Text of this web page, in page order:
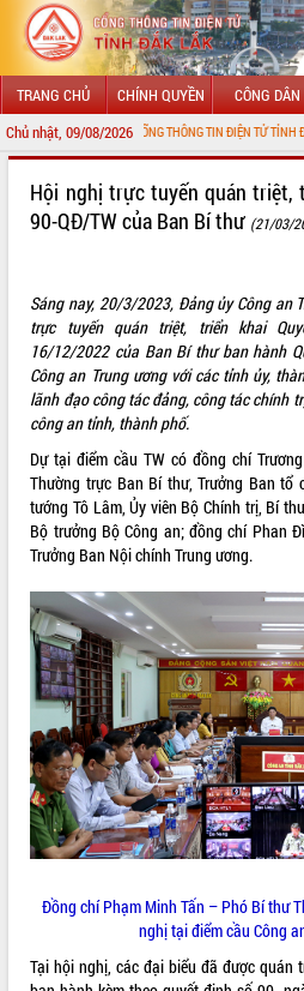
TRANG CHỦ CHÍNH QUYỀN CÔNG DÂN
Chủ nhật, 09/08/2026
ĐẾN VỚI CỔNG THÔNG TIN ĐIỆN TỬ TỈNH ĐẮK LẮK
LÃNH ĐẠO UBND TỈNH
SỞ, BAN, NGÀNH
UBND CÁC XÃ, PHƯỜNG
THÔNG TIN CHỈ ĐẠO ĐIỀU HÀNH
HỆ THỐNG VĂN BẢN
VĂN BẢN HĐND TỈNH
ĐIỂM TIN VĂN BẢN
QUY HOẠCH - KẾ HOẠCH
Hội nghị trực tuyến quán triệt,
90-QĐ/TW của Ban Bí thư (21/03/
Sáng nay, 20/3/2023, Đảng ủy Công an
trực tuyến quán triệt, triển khai
16/12/2022 của Ban Bí thư ban hành
Công an Trung ương với các tỉnh ủy,
lãnh đạo công tác đảng, công tác chính
công an tỉnh, thành phố.
Dự tại điểm cầu TW có đồng chí
Thường trực Ban Bí thư, Trưởng Ban tổ
tướng Tô Lâm, Ủy viên Bộ Chính trị, Bí
Bộ trưởng Bộ Công an; đồng chí Phan
Trưởng Ban Nội chính Trung ương.
Đồng chí Phạm Minh Tấn – Phó Bí thư
nghị tại điểm cầu Công
Tại hội nghị, các đại biểu đã được quán